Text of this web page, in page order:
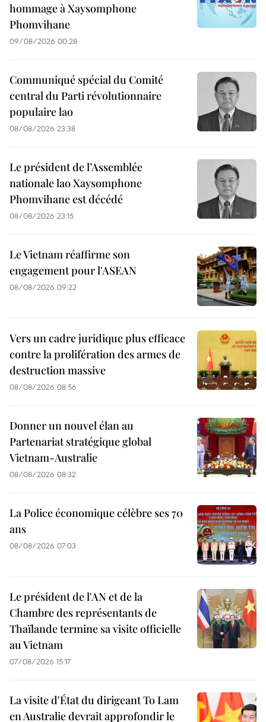
hommage à Xaysomphone
Phomvihane
09/08/2026 00:28
Communiqué spécial du Comité
central du Parti révolutionnaire
populaire lao
08/08/2026 23:38
Le président de l’Assemblée
nationale lao Xaysomphone
Phomvihane est décédé
08/08/2026 23:15
Le Vietnam réaffirme son
engagement pour l'ASEAN
08/08/2026 09:22
Vers un cadre juridique plus efficace
contre la prolifération des armes de
destruction massive
08/08/2026 08:56
Donner un nouvel élan au
Partenariat stratégique global
Vietnam-Australie
08/08/2026 08:32
La Police économique célèbre ses 70
ans
08/08/2026 07:03
Le président de l'AN et de la
Chambre des représentants de
Thaïlande termine sa visite officielle
au Vietnam
07/08/2026 15:17
La visite d'État du dirigeant To Lam
en Australie devrait approfondir le